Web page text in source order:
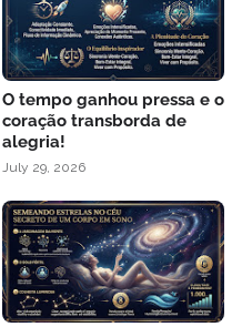
O tempo ganhou pressa e o
coração transborda de
alegria!
July 29, 2026